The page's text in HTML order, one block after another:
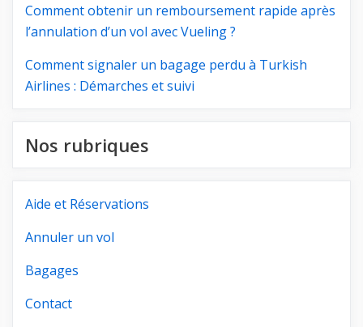
Comment obtenir un remboursement rapide après
l’annulation d’un vol avec Vueling ?
Comment signaler un bagage perdu à Turkish
Airlines : Démarches et suivi
Nos rubriques
Aide et Réservations
Annuler un vol
Bagages
Contact